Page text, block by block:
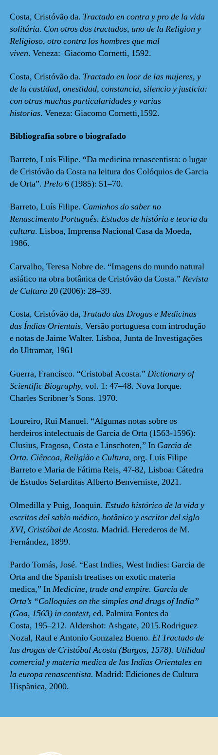
Costa, Cristóvão da. Tractado en contra y pro de la vida
solitária. Con otros dos tractados, uno de la Religion y
Religioso, otro contra los hombres que mal
viven. Veneza: Giacomo Cornetti, 1592.
Costa, Cristóvão da. Tractado en loor de las mujeres, y
de la castidad, onestidad, constancia, silencio y justicia:
con otras muchas particularidades y varias
historias. Veneza: Giacomo Cornetti,1592.
Bibliografia sobre o biografado
Barreto, Luís Filipe. “Da medicina renascentista: o lugar
de Cristóvão da Costa na leitura dos Colóquios de Garcia
de Orta”. Prelo6 (1985): 51–70.
Barreto, Luís Filipe. Caminhos do saber no
Renascimento Português. Estudos de história e teoria da
cultura. Lisboa, Imprensa Nacional Casa da Moeda,
1986.
Carvalho, Teresa Nobre de. “Imagens do mundo natural
asiático na obra botânica de Cristóvão da Costa.” Revista
de Cultura20 (2006): 28–39.
Costa, Cristóvão da, Tratado das Drogas e Medicinas
das Índias Orientais. Versão portuguesa com introdução
e notas de Jaime Walter. Lisboa, Junta de Investigações
do Ultramar, 1961
Guerra, Francisco. “Cristobal Acosta.” Dictionary of
Scientific Biography, vol. 1: 47–48. Nova Iorque.
Charles Scribner’s Sons. 1970.
Loureiro, Rui Manuel. “Algumas notas sobre os
herdeiros intelectuais de Garcia de Orta (1563-1596):
Clusius, Fragoso, Costa e Linschoten,” In Garcia de
Orta. Ciêncoa, Religião e Cultura, org. Luís Filipe
Barreto e Maria de Fátima Reis, 47-82, Lisboa: Cátedra
de Estudos Sefarditas Alberto Benverniste, 2021.
Olmedilla y Puig, Joaquin. Estudo histórico de la vida y
escritos del sabio médico, botânico y escritor del siglo
XVI, Cristóbal de Acosta. Madrid. Herederos de M.
Fernández, 1899.
Pardo Tomás, José. “East Indies, West Indies: Garcia de
Orta and the Spanish treatises on exotic materia
medica,” InMedicine, trade and empire. Garcia de
Orta’s “Colloquies on the simples and drugs of India”
(Goa, 1563) in context, ed. Palmira Fontes da
Costa, 195–212. Aldershot: Ashgate, 2015.Rodriguez
Nozal, Raul e Antonio Gonzalez Bueno. El Tractado de
las drogas de Cristóbal Acosta (Burgos, 1578). Utilidad
comercial y materia medica de las Indias Orientales en
la europa renascentista. Madrid: Ediciones de Cultura
Hispânica, 2000.